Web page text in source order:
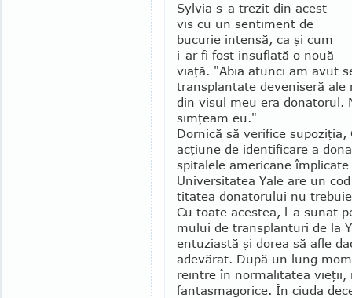
Sylvia s-a trezit din acest
vis cu un sentiment de
bucurie intensă, ca şi cum
i-ar fi fost insuflată o nouă
viaţă. "Abia atunci am avut
trans­plantate deveniseră
din visul meu era do­natorul.
simţeam eu."
Dornică să verifice
acţiune de iden­tificare a
spitalele americane
Uni­versitatea Yale are un
titatea dona­to­rului nu
Cu toate acestea, l-a su­nat
mu­lui de trans­planturi de la
entu­zi­as­tă şi dorea să afle
adevărat. După un lung
reintre în normalitatea vieţii,
fantasmagorice. În ciuda